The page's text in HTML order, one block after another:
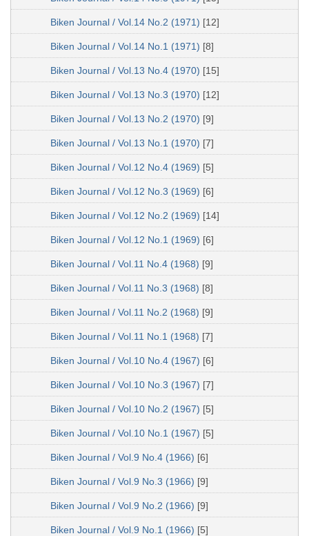
Biken Journal / Vol.14 No.2 (1971) [12]
Biken Journal / Vol.14 No.1 (1971) [8]
Biken Journal / Vol.13 No.4 (1970) [15]
Biken Journal / Vol.13 No.3 (1970) [12]
Biken Journal / Vol.13 No.2 (1970) [9]
Biken Journal / Vol.13 No.1 (1970) [7]
Biken Journal / Vol.12 No.4 (1969) [5]
Biken Journal / Vol.12 No.3 (1969) [6]
Biken Journal / Vol.12 No.2 (1969) [14]
Biken Journal / Vol.12 No.1 (1969) [6]
Biken Journal / Vol.11 No.4 (1968) [9]
Biken Journal / Vol.11 No.3 (1968) [8]
Biken Journal / Vol.11 No.2 (1968) [9]
Biken Journal / Vol.11 No.1 (1968) [7]
Biken Journal / Vol.10 No.4 (1967) [6]
Biken Journal / Vol.10 No.3 (1967) [7]
Biken Journal / Vol.10 No.2 (1967) [5]
Biken Journal / Vol.10 No.1 (1967) [5]
Biken Journal / Vol.9 No.4 (1966) [6]
Biken Journal / Vol.9 No.3 (1966) [9]
Biken Journal / Vol.9 No.2 (1966) [9]
Biken Journal / Vol.9 No.1 (1966) [5]